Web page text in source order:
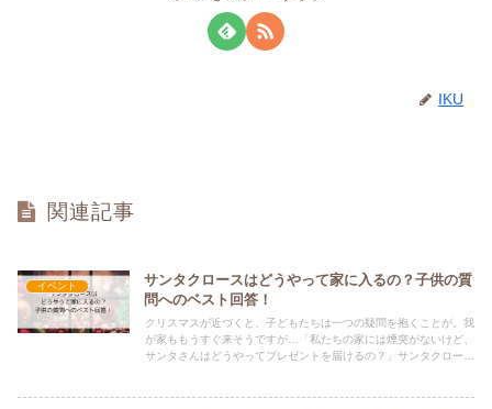
IKU
関連記事
イベント
サンタクロースはどうやって家に入るの？子供の質
問へのベスト回答！
クリスマスが近づくと、子どもたちは一つの疑問を抱くことが。我
が家ももうすぐ来そうですが…「私たちの家には煙突がないけど、
サンタさんはどうやってプレゼントを届けるの？」サンタクロース